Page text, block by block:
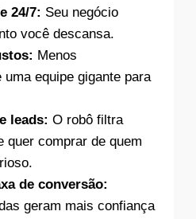
24/7: Seu negócio
você descansa.
Menos
uma equipe gigante para
leads: O robô filtra
quer comprar de quem
de conversão:
geram mais confiança